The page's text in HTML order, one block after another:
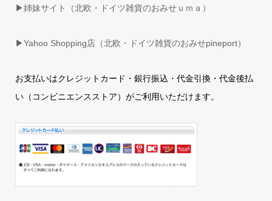
▶姉妹サイト（北欧・ドイツ雑貨のおみせｕｍａ）
▶Yahoo Shopping店（北欧・ドイツ雑貨のおみせpineport）
お支払いはクレジットカード・銀行振込・代金引換・代金後払
い（コンビニエンスストア）がご利用いただけます。